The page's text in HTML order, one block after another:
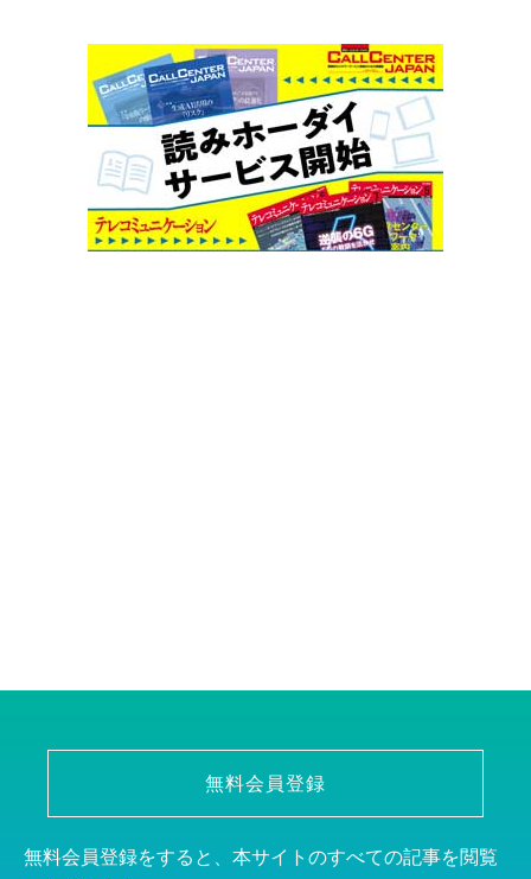
無料会員登録
無料会員登録をすると、本サイトのすべての記事を閲覧